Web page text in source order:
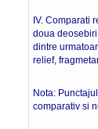
IV. Comparati
doua
dintre
relief,
Nota: